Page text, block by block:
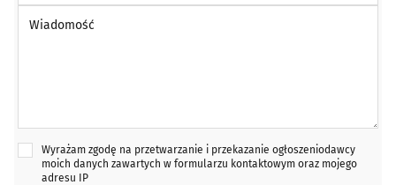
Wyrażam zgodę na przetwarzanie i przekazanie ogłoszeniodawcy
moich danych zawartych w formularzu kontaktowym oraz mojego
adresu IP